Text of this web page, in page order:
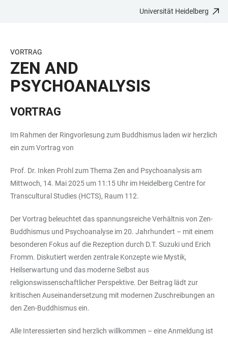
BARRIEREFREIHEIT
Universität Heidelberg
VORTRAG
ZEN AND
PSYCHOANALYSIS
VORTRAG
Im Rahmen der Ringvorlesung zum Buddhismus laden wir herzlich
ein zum Vortrag von
Prof. Dr. Inken Prohl zum Thema Zen and Psychoanalysis am
Mittwoch, 14. Mai 2025 um 11:15 Uhr im Heidelberg Centre for
Transcultural Studies (HCTS), Raum 112.
Der Vortrag beleuchtet das spannungsreiche Verhältnis von Zen-
Buddhismus und Psychoanalyse im 20. Jahrhundert – mit einem
besonderen Fokus auf die Rezeption durch D.T. Suzuki und Erich
Fromm. Diskutiert werden zentrale Konzepte wie Mystik,
Heilserwartung und das moderne Selbst aus
religionswissenschaftlicher Perspektive. Der Beitrag lädt zur
kritischen Auseinandersetzung mit modernen Zuschreibungen an
den Zen-Buddhismus ein.
Alle Interessierten sind herzlich willkommen – eine Anmeldung ist